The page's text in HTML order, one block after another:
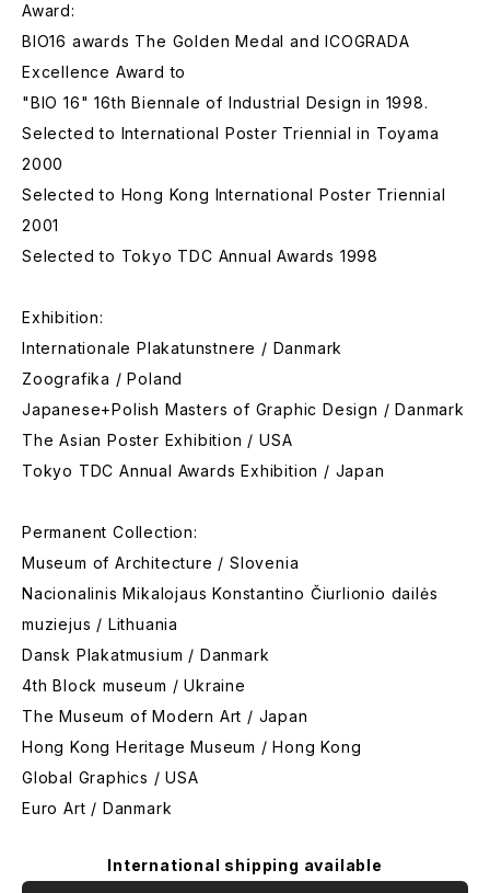
Award:
BIO16 awards The Golden Medal and ICOGRADA
Excellence Award to
"BIO 16" 16th Biennale of Industrial Design in 1998.
Selected to International Poster Triennial in Toyama
2000
Selected to Hong Kong International Poster Triennial
2001
Selected to Tokyo TDC Annual Awards 1998
Exhibition:
Internationale Plakatunstnere / Danmark
Zoografika / Poland
Japanese+Polish Masters of Graphic Design / Danmark
The Asian Poster Exhibition / USA
Tokyo TDC Annual Awards Exhibition / Japan
Permanent Collection:
Museum of Architecture / Slovenia
Nacionalinis Mikalojaus Konstantino Čiurlionio dailės
muziejus / Lithuania
Dansk Plakatmusium / Danmark
4th Block museum / Ukraine
The Museum of Modern Art / Japan
Hong Kong Heritage Museum / Hong Kong
Global Graphics / USA
Euro Art / Danmark
International shipping available